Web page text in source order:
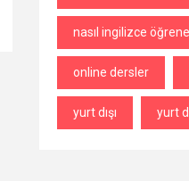
nasıl ingilizce
online dersler
yurt dışı yurt